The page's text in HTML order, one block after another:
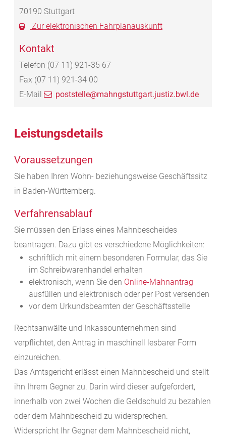
70190 Stuttgart
Zur elektronischen Fahrplanauskunft
Kontakt
Telefon (07 11) 921-35 67
Fax (07 11) 921-34 00
E-Mail
poststelle@mahngstuttgart.justiz.bwl.de
Leistungsdetails
Voraussetzungen
Sie haben Ihren Wohn- beziehungsweise Geschäftssitz
in Baden-Württemberg.
Verfahrensablauf
Sie müssen den Erlass eines Mahnbescheides
beantragen. Dazu gibt es verschiedene Möglichkeiten:
schriftlich mit einem besonderen Formular, das Sie
im Schreibwarenhandel erhalten
elektronisch, wenn Sie den Online-Mahnantrag
ausfüllen und elektronisch oder per Post versenden
vor dem Urkundsbeamten der Geschäftsstelle
Rechtsanwälte und Inkassounternehmen sind
verpflichtet, den Antrag in maschinell lesbarer Form
einzureichen.
Das Amtsgericht erlässt einen Mahnbescheid und stellt
ihn Ihrem Gegner zu. Darin wird dieser aufgefordert,
innerhalb von zwei Wochen die Geldschuld zu bezahlen
oder dem Mahnbescheid zu widersprechen.
Widerspricht Ihr Gegner dem Mahnbescheid nicht,